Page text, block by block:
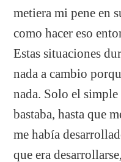
metiera mi pene en
como hacer eso
Estas situaciones
nada a cambio
nada. Solo el
bastaba, hasta que
me había
que era